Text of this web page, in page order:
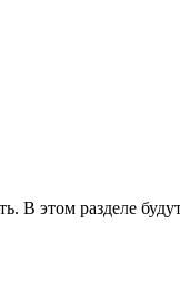
В этом разделе